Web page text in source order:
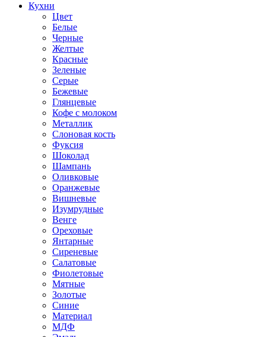
Кухни
Цвет
Белые
Черные
Желтые
Красные
Зеленые
Серые
Бежевые
Глянцевые
Кофе с молоком
Металлик
Слоновая кость
Фуксия
Шоколад
Шампань
Оливковые
Оранжевые
Вишневые
Изумрудные
Венге
Ореховые
Янтарные
Сиреневые
Салатовые
Фиолетовые
Мятные
Золотые
Синие
Материал
МДФ